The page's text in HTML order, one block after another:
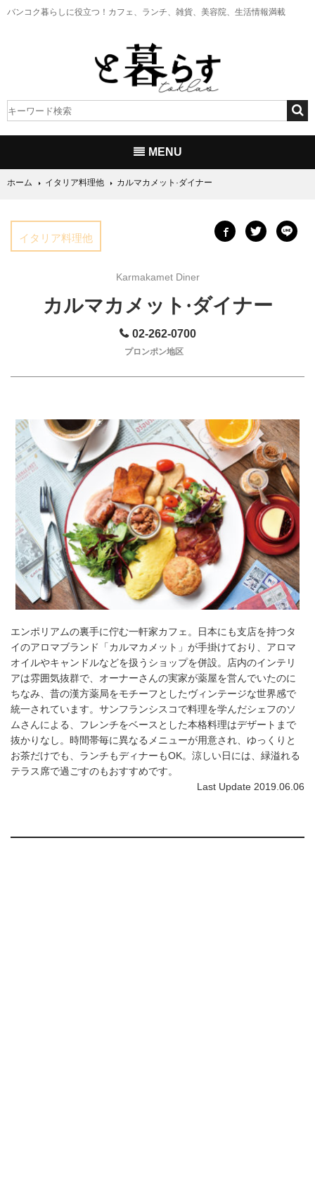
バンコク暮らしに役立つ！ カフェ、ランチ、雑貨、美容院、生活情報満載
MENU
ホーム イタリア料理他 カルマカメット·ダイナー
イタリア料理他
Karmakamet Diner
カルマカメット·ダイナー
02-262-0700
プロンポン地区
エンポリアムの裏手に佇む一軒家カフェ。日本にも支店を持つタ
イのアロマブランド「カルマカメット」が手掛けており、アロマ
オイルやキャンドルなどを扱うショップを併設。店内のインテリ
アは雰囲気抜群で、オーナーさんの実家が薬屋を営んでいたのに
ちなみ、昔の漢方薬局をモチーフとしたヴィンテージな世界感で
統一されています。サンフランシスコで料理を学んだシェフのソ
ムさんによる、フレンチをベースとした本格料理はデザートまで
抜かりなし。時間帯毎に異なるメニューが用意され、ゆっくりと
お茶だけでも、ランチもディナーもOK。涼しい日には、緑溢れる
テラス席で過ごすのもおすすめです。
Last Update 2019.06.06